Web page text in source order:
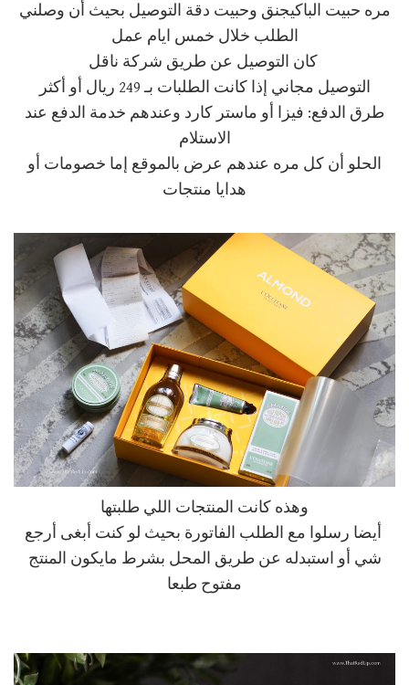
مره حبيت الباكيجنق وحبيت دقة التوصيل بحيث أن وصلني
الطلب خلال خمس ايام عمل
كان التوصيل عن طريق شركة ناقل
التوصيل مجاني إذا كانت الطلبات بـ 249 ريال أو أكثر
طرق الدفع: فيزا أو ماستر كارد وعندهم خدمة الدفع عند
الاستلام
الحلو أن كل مره عندهم عرض بالموقع إما خصومات أو
هدايا منتجات
وهذه كانت المنتجات اللي طلبتها
أيضا رسلوا مع الطلب الفاتورة بحيث لو كنت أبغى أرجع
شي أو استبدله عن طريق المحل بشرط مايكون المنتج
مفتوح طبعا